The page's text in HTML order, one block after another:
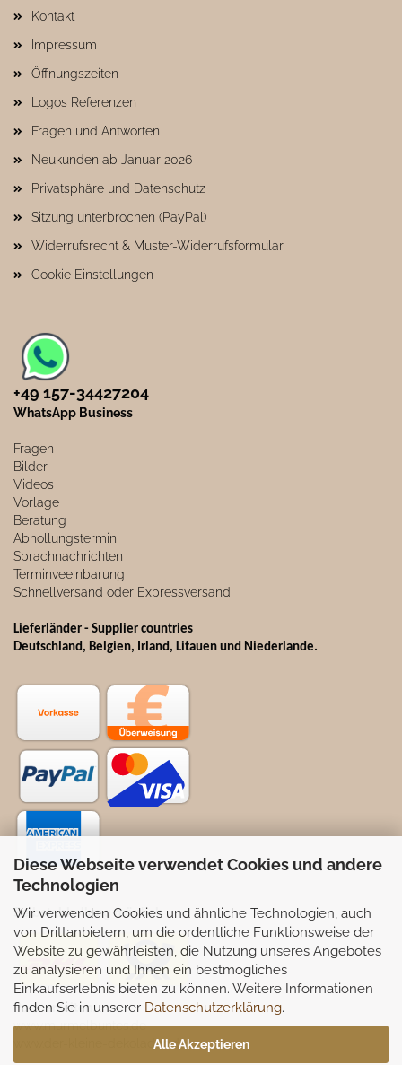
Diese Webseite verwendet Cookies und andere
Technologien
Wir verwenden Cookies und ähnliche Technologien, auch
von Drittanbietern, um die ordentliche Funktionsweise der
Website zu gewährleisten, die Nutzung unseres Angebotes
zu analysieren und Ihnen ein bestmögliches
Einkaufserlebnis bieten zu können. Weitere Informationen
finden Sie in unserer Datenschutzerklärung.
Alle Akzeptieren
Kontakt
Impressum
Öffnungszeiten
Logos Referenzen
Fragen und Antworten
Neukunden ab Januar 2026
Privatsphäre und Datenschutz
Sitzung unterbrochen (PayPal)
Widerrufsrecht & Muster-Widerrufsformular
Cookie Einstellungen
+49 157-34427204​
WhatsApp Business
Fragen
Bilder
Videos
Vorlage
Beratung
Abhollungstermin
Sprachnachrichten
Terminveeinbarung
Schnellversand oder Expressversand
Lieferländer - Supplier countries
Deutschland, Belgien, Irland, Litauen und Niederlande.
Selbstabhollung möglich
Partnerseiten:
www.murmelbuntes.de
www.der-kleine-dekoladen.de